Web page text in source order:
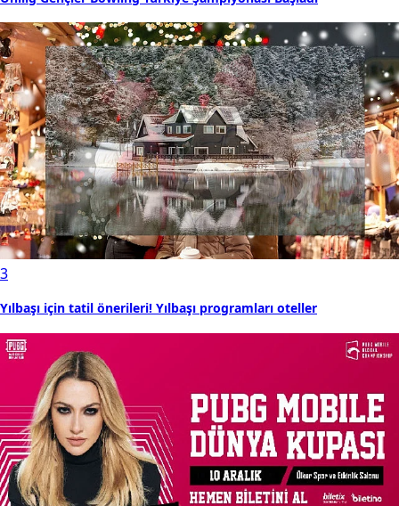
3
Yılbaşı için tatil önerileri! Yılbaşı programları oteller